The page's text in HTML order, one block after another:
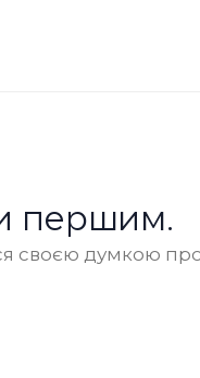
першим.
своєю думкою